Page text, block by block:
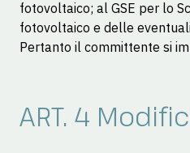
fotovoltaico; al GSE per lo
fotovoltaico e delle
Pertanto il committente si
ART. 4